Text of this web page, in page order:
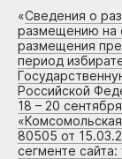
«Сведения о
размещению на
размещения
период
Российской
18 – 20
80505 от
сегменте